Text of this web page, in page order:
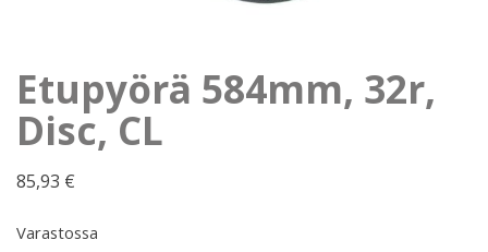
Etupyörä 584mm, 32r,
Disc, CL
85,93 €
Varastossa